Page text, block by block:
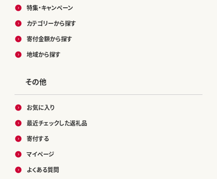
特集・キャンペーン
カテゴリーから探す
寄付金額から探す
地域から探す
その他
お気に入り
最近チェックした返礼品
寄付する
マイページ
よくある質問